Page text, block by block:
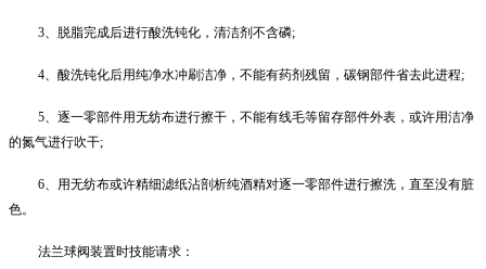
3、脱脂完成后进行酸洗钝化，清洁剂不含磷;
4、酸洗钝化后用纯净水冲刷洁净，不能有药剂残留，碳钢部件省去此进程;
5、逐一零部件用无纺布进行擦干，不能有线毛等留存部件外表，或许用洁净
的氮气进行吹干;
6、用无纺布或许精细滤纸沾剖析纯酒精对逐一零部件进行擦洗，直至没有脏
色。
法兰球阀装置时技能请求：